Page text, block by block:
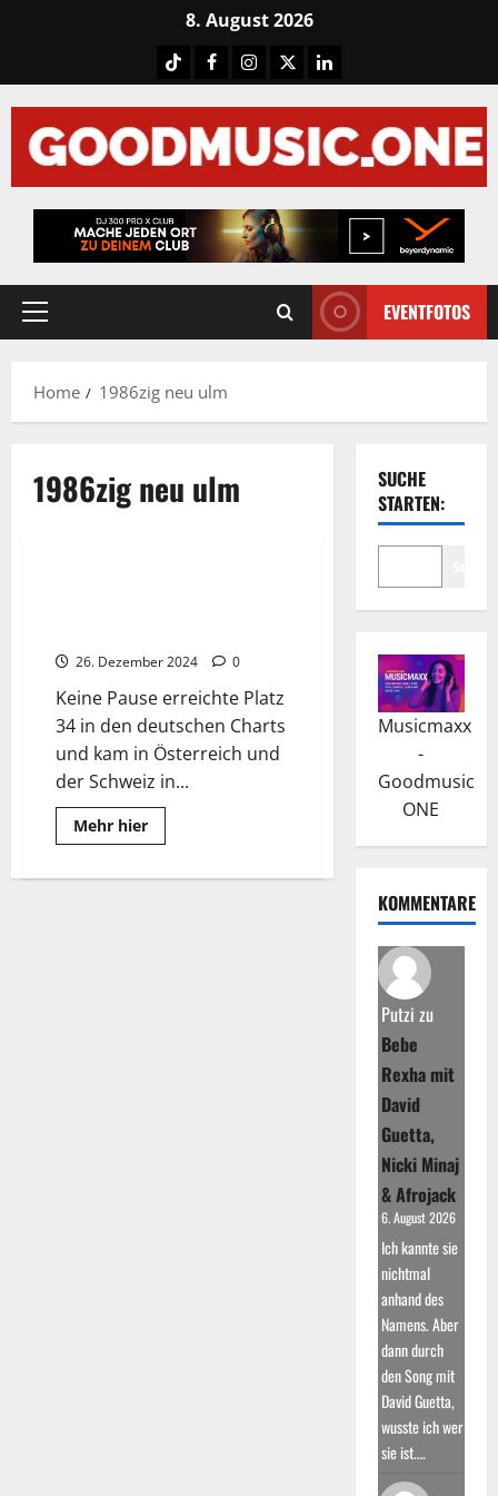
8. August 2026
TiktokFacebook
Instagram
X LinkedIN
Primary
EVENTFOTOS
Home 1986zig neu ulm
1986zig neu ulm
26. Dezember 2024 0
Keine Pause erreichte Platz
34 in den deutschen Charts
und kam in Österreich und
der Schweiz in...
Mehr hierRead
more
„Keine
SUCHE
STARTEN:
Musicmaxx
-
Goodmusic
ONE
KOMMENTARE
Putzi zu
Bebe
Rexha mit
David
Guetta,
Nicki Minaj
& Afrojack
6. August 2026
Ich kannte sie
nichtmal
anhand des
Namens. Aber
dann durch
den Song mit
David Guetta,
wusste ich wer
sie ist.…